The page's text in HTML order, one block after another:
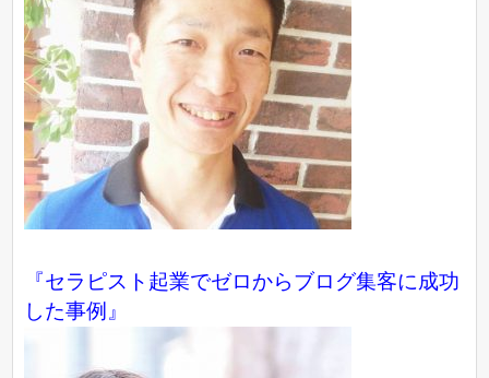
『セラピスト起業でゼロからブログ集客に成功
した事例 』